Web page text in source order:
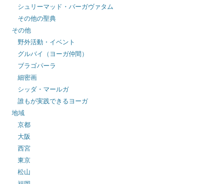
シュリーマッド・バーガヴァタム
その他の聖典
その他
野外活動・イベント
グルバイ（ヨーガ仲間）
ブラゴパーラ
細密画
シッダ・マールガ
誰もが実践できるヨーガ
地域
京都
大阪
西宮
東京
松山